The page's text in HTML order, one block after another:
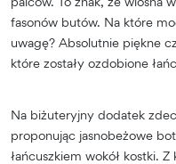
fasonów butów. Na które
uwagę? Absolutnie piękne
które zostały ozdobione
Na biżuteryjny dodatek
proponując jasnobeżowe
łańcuszkiem wokół kostki.